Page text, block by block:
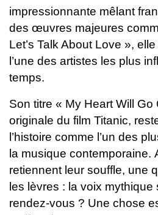
impressionnante mêlant
des œuvres majeures
Let’s Talk About Love »,
l’une des artistes les plus
temps.
Son titre « My Heart Will Go
originale du film Titanic,
l’histoire comme l’un des
la musique contemporaine.
retiennent leur souffle, une
les lèvres : la voix mythique
rendez-vous ? Une chose